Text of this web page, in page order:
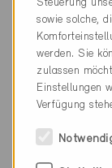
Kanton
Webseite
Steuerung
sowie solche,
werden. Sie
zulassen
Einstellungen
Verfügung